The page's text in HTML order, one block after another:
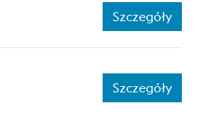
Szczegóły
Szczegóły